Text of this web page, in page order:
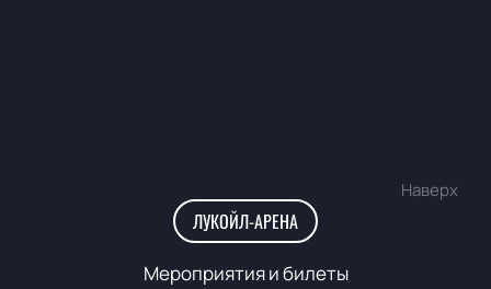
Наверх
ЛУКОЙЛ-АРЕНА
Мероприятия и билеты